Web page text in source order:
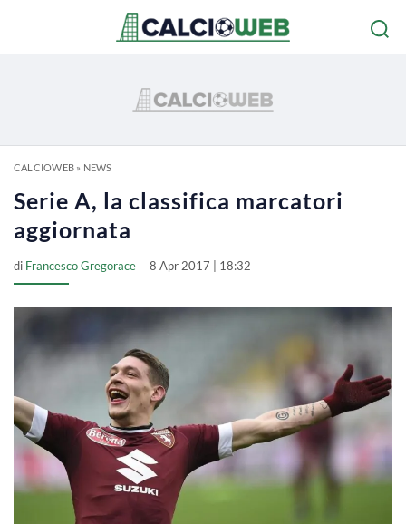
CALCIOWEB» NEWS
Serie A, la classifica marcatori
aggiornata
di Francesco Gregorace 8 Apr 2017 | 18:32